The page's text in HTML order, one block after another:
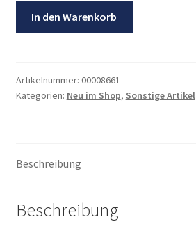
1
Bodenständer,
Menge
In den Warenkorb
Artikelnummer: 00008661
Kategorien: Neu im Shop, Sonstige Artikel
Beschreibung
Beschreibung